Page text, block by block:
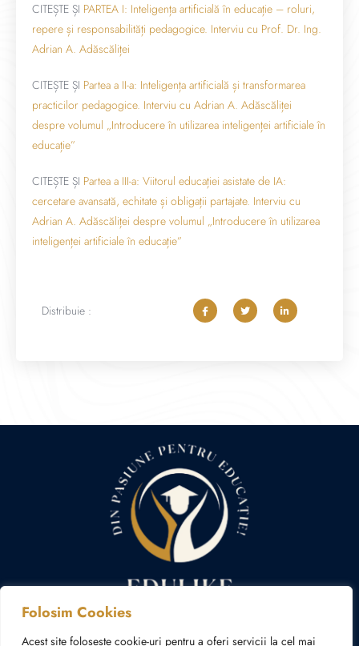
Folosim Cookies
Acest site folosește cookie-uri pentru a oferi servicii la cel mai
CITEȘTE ȘI PARTEA I: Inteligența artificială în educație – roluri,
repere și responsabilități pedagogice. Interviu cu Prof. Dr. Ing.
Adrian A. Adăscăliței
CITEȘTE ȘI Partea a II-a: Inteligența artificială și transformarea
practicilor pedagogice. Interviu cu Adrian A. Adăscăliței
despre volumul „Introducere în utilizarea inteligenței artificiale în
educație”
CITEȘTE ȘI Partea a III-a: Viitorul educației asistate de IA:
cercetare avansată, echitate și obligații partajate. Interviu cu
Adrian A. Adăscăliței despre volumul „Introducere în utilizarea
inteligenței artificiale în educație”
Distribuie :
Politica de confidențialitate